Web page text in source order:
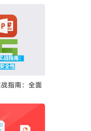
指南：全面